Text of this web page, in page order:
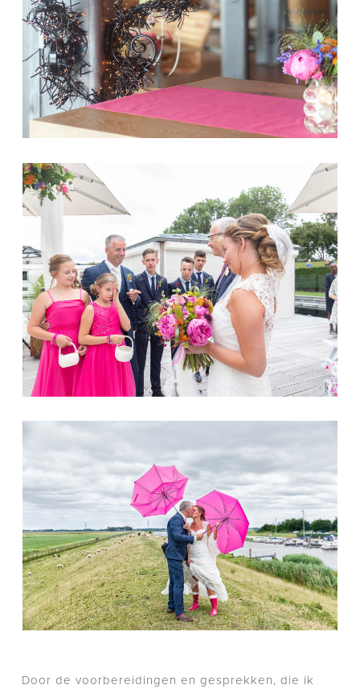
Door de voorbereidingen en gesprekken, die ik